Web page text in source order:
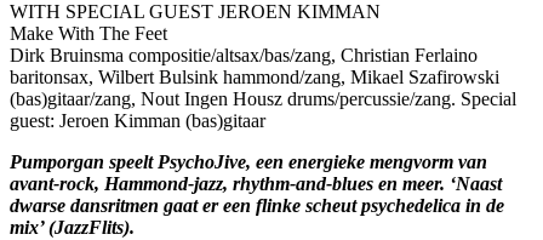
WITH SPECIAL GUEST JEROEN KIMMAN
Make With The Feet
Dirk Bruinsma compositie/altsax/bas/zang, Christian Ferlaino
baritonsax, Wilbert Bulsink hammond/zang, Mikael Szafirowski
(bas)gitaar/zang, Nout Ingen Housz drums/percussie/zang. Special
guest: Jeroen Kimman (bas)gitaar
Pumporgan speelt PsychoJive, een energieke mengvorm van
avant-rock, Hammond-jazz, rhythm-and-blues en meer. ‘Naast
dwarse dansritmen gaat er een flinke scheut psychedelica in de
mix’ (JazzFlits).